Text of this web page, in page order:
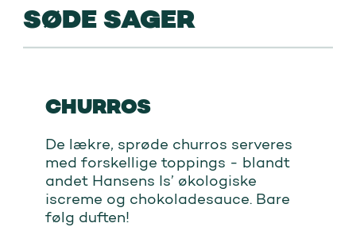
SØDE SAGER
CHURROS
De lækre, sprøde churros serveres
med forskellige toppings - blandt
andet Hansens Is’ økologiske
iscreme og chokoladesauce. Bare
følg duften!